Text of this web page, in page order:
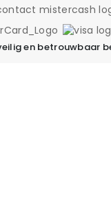
en betrouwbaar